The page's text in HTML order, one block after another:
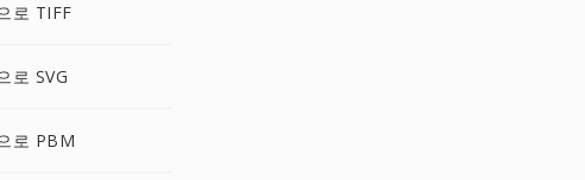
로 TIFF
로 SVG
로 PBM